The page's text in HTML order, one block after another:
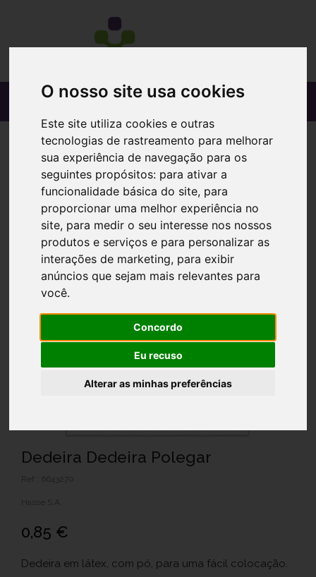
O nosso site usa cookies
Este site utiliza cookies e outras
tecnologias de rastreamento para melhorar
sua experiência de navegação para os
seguintes propósitos: para ativar a
funcionalidade básica do site, para
proporcionar uma melhor experiência no
site, para medir o seu interesse nos nossos
produtos e serviços e para personalizar as
interações de marketing, para exibir
anúncios que sejam mais relevantes para
você.
Concordo
Eu recuso
Alterar as minhas preferências
Dedeira Dedeira Polegar
Ref.: 6643270
0,85 €
Dedeira em látex, com pó, para uma fácil colocação.